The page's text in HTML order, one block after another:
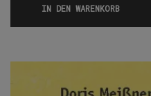
IN DEN WARENKORB